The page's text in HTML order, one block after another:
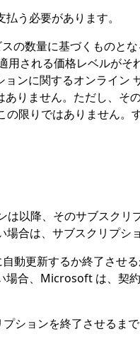
う必要があります。
の数量に基づくものと
される価格レベルが
ンに関するオンライン
りません。ただし、そ
限りではありません。
以降、そのサブスク
合は、サブスクリプシ
動更新するか終了させ
合、Microsoft は、契
ションを終了させるま